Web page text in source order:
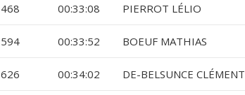
468 00:33:08 PIERROT LÉLIO
594 00:33:52 BOEUF MATHIAS
626 00:34:02 DE-BELSUNCE CLÉMENT